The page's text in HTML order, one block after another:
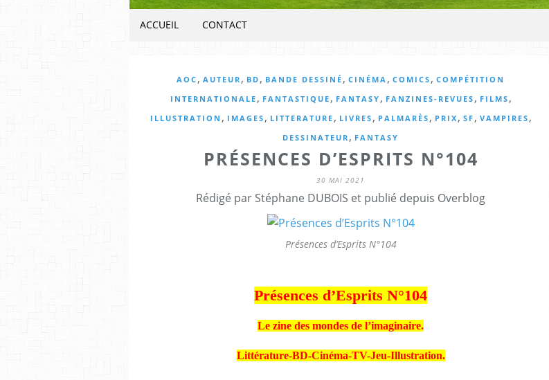
ACCUEIL CONTACT
AOC , AUTEUR , BD , BANDE DESSINÉ , CINÉMA , COMICS , COMPÉTITION
INTERNATIONALE , FANTASTIQUE , FANTASY , FANZINES-REVUES , FILMS ,
ILLUSTRATION , IMAGES , LITTERATURE , LIVRES , PALMARÈS , PRIX , SF , VAMPIRES ,
DESSINATEUR , FANTASY
PRÉSENCES D’ESPRITS N°104
30 MAI 2021
Rédigé par Stéphane DUBOIS et publié depuis Overblog
Présences d’Esprits N°104
Présences d’Esprits N°104
Le zine des mondes de l’imaginaire.
Littérature-BD-Cinéma-TV-Jeu-Illustration.